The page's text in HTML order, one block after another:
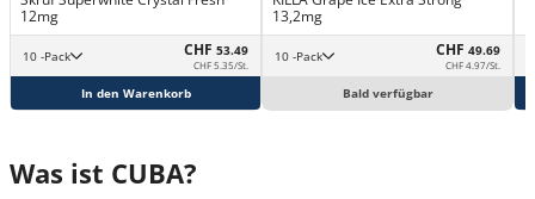
12mg
10 -Pack CHF 53.49
CHF 5.35/St.
In den Warenkorb
13,2mg
10 -Pack CHF 49.69
CHF 4.97/St.
Bald verfügbar
Was ist CUBA?